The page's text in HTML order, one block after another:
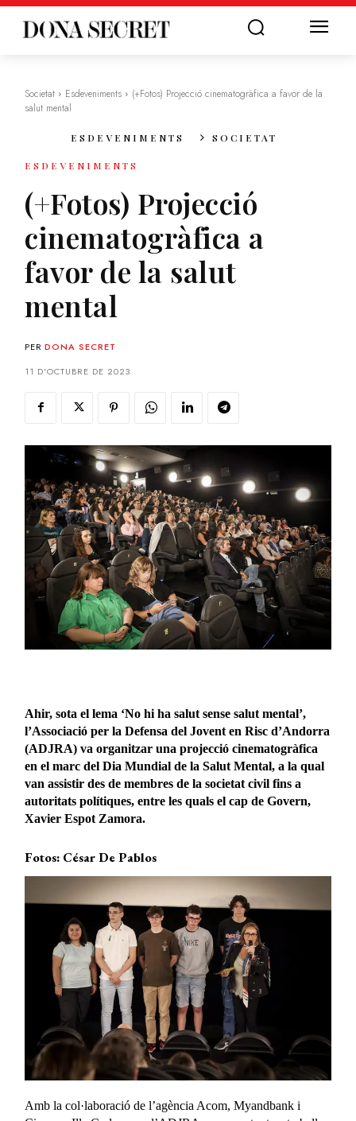
Societat Esdeveniments
(+Fotos) Projecció cinematogràfica a favor de la
salut mental
ESDEVENIMENTS SOCIETAT
ESDEVENIMENTS
(+Fotos) Projecció
cinematogràfica a
favor de la salut
mental
PER DONA SECRET
11 D'OCTUBRE DE 2023
Ahir, sota el lema ‘No hi ha salut sense salut mental’,
l’Associació per la Defensa del Jovent en Risc d’Andorra
(ADJRA) va organitzar una projecció cinematogràfica
en el marc del Dia Mundial de la Salut Mental, a la qual
van assistir des de membres de la societat civil fins a
autoritats polítiques, entre les quals el cap de Govern,
Xavier Espot Zamora.
Fotos: César De Pablos
Amb la col·laboració de l’agència Acom, Myandbank i